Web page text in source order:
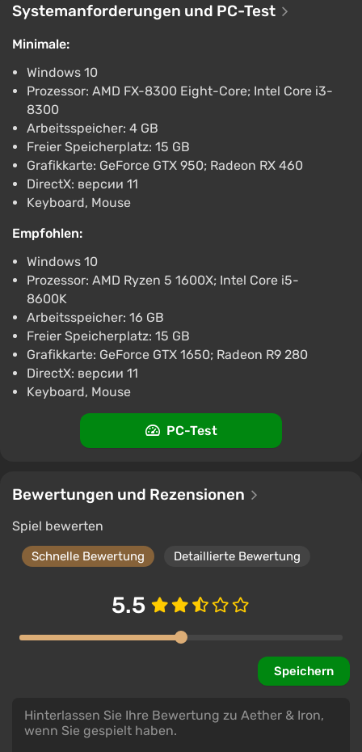
€10.05
ggsel 4.2
Aether & Iron | steam RU/UA/KZ/CНГ
€11.33
PC
ggsel 4.2457 Bewertungen
Unterstützung bei VGTimes
Systemanforderungen und PC-Test
Minimale:
Windows 10
Prozessor: AMD FX-8300 Eight-Core; Intel Core i3-
8300
Arbeitsspeicher: 4 GB
Freier Speicherplatz: 15 GB
Grafikkarte: GeForce GTX 950; Radeon RX 460
DirectX: версии 11
Keyboard, Mouse
Empfohlen:
Windows 10
Prozessor: AMD Ryzen 5 1600X; Intel Core i5-
8600K
Arbeitsspeicher: 16 GB
Freier Speicherplatz: 15 GB
Grafikkarte: GeForce GTX 1650; Radeon R9 280
DirectX: версии 11
Keyboard, Mouse
PC-Test
Bewertungen und Rezensionen
Spiel bewerten
Schnelle Bewertung Detaillierte Bewertung
5.5
Speichern